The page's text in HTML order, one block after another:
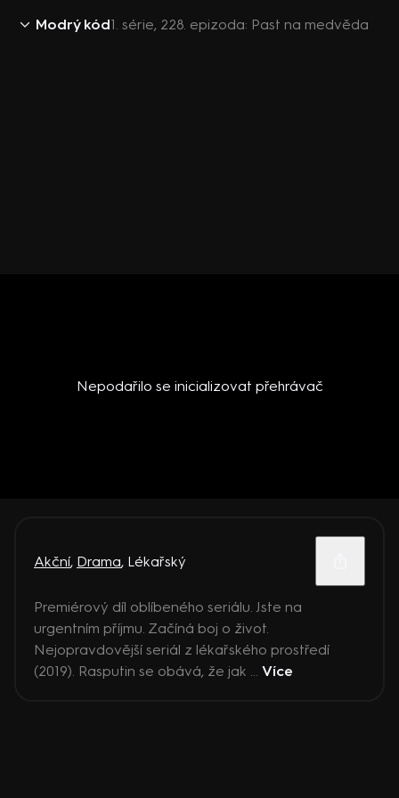
Modrý kód1. série, 228. epizoda: Past na medvěda
Nepodařilo se inicializovat přehrávač
Akční, Drama, Lékařský
Premiérový díl oblíbeného seriálu. Jste na
urgentním příjmu. Začíná boj o život.
Nejopravdovější seriál z lékařského prostředí
(2019). Rasputin se obává, že jak ... Více